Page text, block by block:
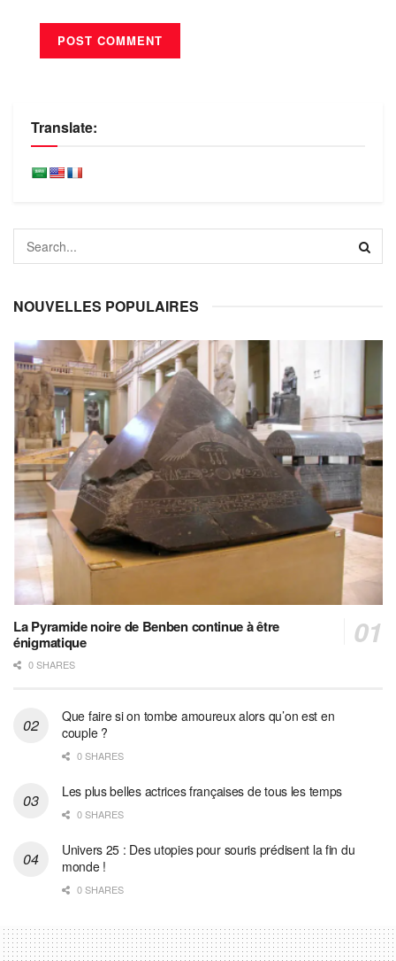
Translate:
NOUVELLES POPULAIRES
La Pyramide noire de Benben continue à être
énigmatique
0 SHARES
Que faire si on tombe amoureux alors qu’on est en
couple ?
0 SHARES
Les plus belles actrices françaises de tous les temps
0 SHARES
Univers 25 : Des utopies pour souris prédisent la fin du
monde !
0 SHARES